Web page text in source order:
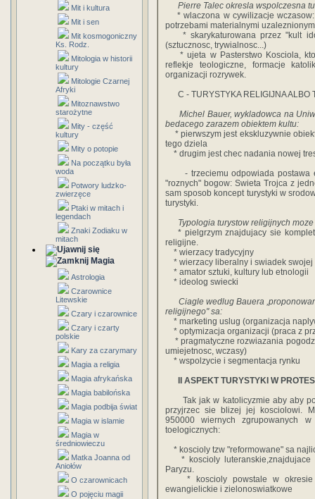
Mit i kultura
Mit i sen
Mit kosmogoniczny
Ks. Rodz.
Mitologia w historii
kultury
Mitologie Czarnej
Afryki
Mitoznawstwo
starożytne
Mity - część
kultury
Mity o potopie
Na początku była
woda
Potwory ludzko-
zwierzęce
Ptaki w mitach i
legendach
Znaki Zodiaku w
mitach
Magia
Astrologia
Czarownice
Litewskie
Czary i czarownice
Czary i czarty
polskie
Kary za czarymary
Magia a religia
Magia afrykańska
Magia babilońska
Magia podbija świat
Magia w islamie
Magia w
średniowieczu
Matka Joanna od
Aniołów
O czarownicach
O pojęciu magii
Pierre Talec okresla wspolczesna
* wlaczona w cywilizacje wczasow:
potrzebami materialnymi
* skarykaturowana przez "kult
(sztucznosc, trywialnosc...)
* ujeta w Pasterstwo Kosciola,
reflekje teologiczne, formacje
organizacji rozrywek.
C - TURYSTYKA RELIGIJNA ALBO
Michel Bauer, wykladowca na
bedacego zarazem obiektem kultu:
* pierwszym jest ekskluzywnie
tego dziela
* drugim jest chec nadania nowej
- trzeciemu odpowiada postawa
"roznych" bogow: Swieta Trojca z
sam sposob koncept turystyki w
turystyki.
Typologia turystow religijnych moze
* pielgrzym znajdujacy sie
religijne.
* wierzacy tradycyjny
* wierzacy liberalny i swiadek swojej
* amator sztuki, kultury lub etnologii
* ideolog swiecki
Ciagle wedlug Bauera
religijnego" sa:
* marketing uslug (organizacja
* optymizacja organizacji (praca z
* pragmatyczne rozwiazania
umiejetnosc, wczasy)
* wspolzycie i segmentacja rynku
II ASPEKT TURYSTYKI W
Tak jak w katolicyzmie aby aby
przyjrzec sie blizej jej kosciolowi.
950000 wiernych zgrupowanych
toelogicznych:
* koscioly tzw "reformowane" sa
* koscioly luteranskie,znajdujace
Paryzu.
* koscioly powstale w okresie
ewangielickie i zielonoswiatkowe